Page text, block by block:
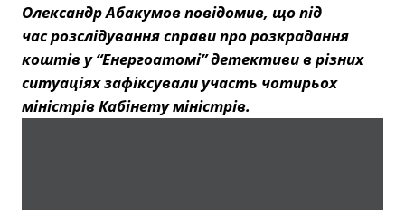
Олександр Абакумов повідомив, що під
час розслідування справи про розкрадання
коштів у “Енергоатомі” детективи в різних
ситуаціях зафіксували участь чотирьох
міністрів Кабінету міністрів.